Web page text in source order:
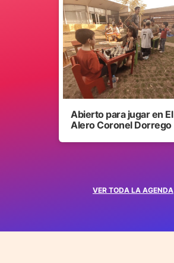
VER TODA LA AGENDA
Abierto para jugar en El
Alero Coronel Dorrego